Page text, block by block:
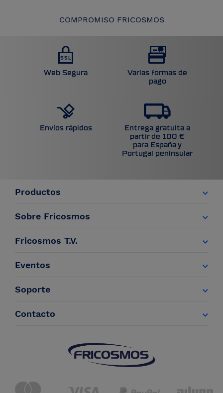
COMPROMISO FRICOSMOS
Web Segura
Varias formas de
pago
Envíos rápidos
Entrega gratuita a
partir de 100 €
para España y
Portugal peninsular
Productos
Sobre Fricosmos
Fricosmos T.V.
Eventos
Soporte
Contacto